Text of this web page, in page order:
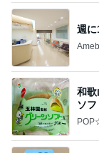
週に
和歌
ソ